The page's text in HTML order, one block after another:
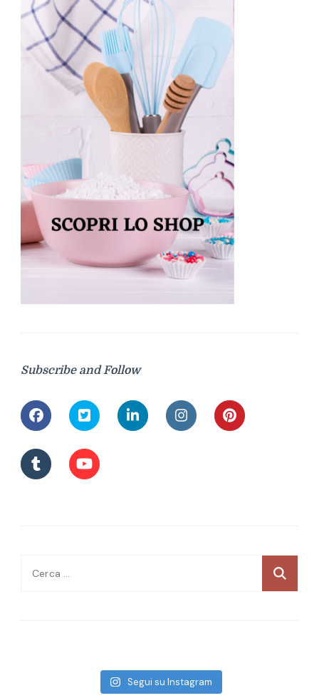
Subscribe and Follow
Ricerca
Segui su Instagram